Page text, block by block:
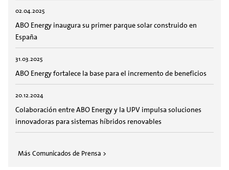
02.04.2025
ABO Energy inaugura su primer parque solar construido en
España
31.03.2025
ABO Energy fortalece la base para el incremento de beneficios
20.12.2024
Colaboración entre ABO Energy y la UPV impulsa soluciones
innovadoras para sistemas híbridos renovables
Más Comunicados de Prensa >